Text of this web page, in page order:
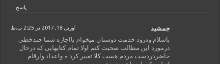
پاسخ
جمشید آوریل 18, 2017 در 2:25 ب.ظ
باسلام ودرود خدمت دوستان میخوام بااجازه شما چندخطی
درمورد این مطالب صحبت کنم اولا تمام کتابهایی که درحال
حاضردردست مردم هست کلا تغییر کرد ه واعداد وارقام